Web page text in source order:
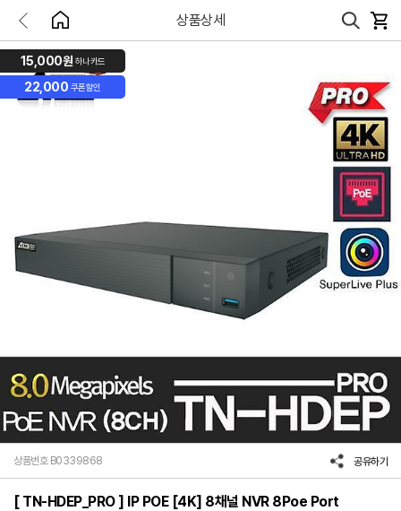
상품상세
15,000원 하나카드
22,000 쿠폰할인
상품번호 B0339868 공유하기
[ TN-HDEP_PRO ] IP POE [4K] 8채널 NVR 8Poe Port